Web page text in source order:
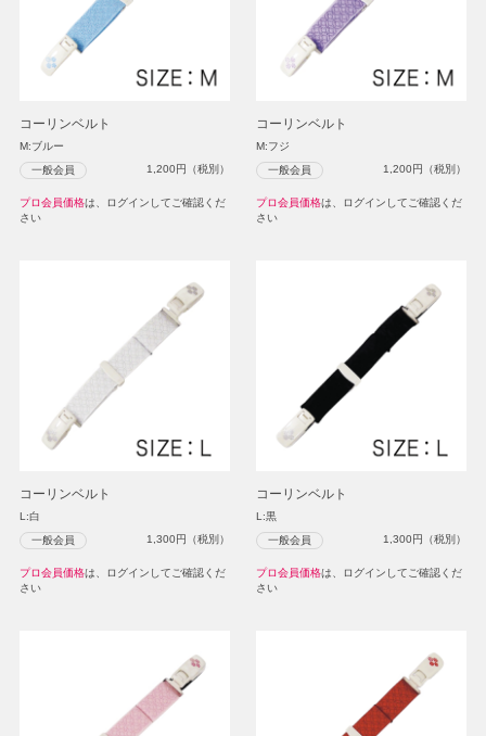
コーリンベルト
M:ブルー
一般会員 1,200円（税別）
プロ会員価格は、ログインしてご確認くだ
さい
コーリンベルト
M:フジ
一般会員 1,200円（税別）
プロ会員価格は、ログインしてご確認くだ
さい
コーリンベルト
L:白
一般会員 1,300円（税別）
プロ会員価格は、ログインしてご確認くだ
さい
コーリンベルト
L:黒
一般会員 1,300円（税別）
プロ会員価格は、ログインしてご確認くだ
さい